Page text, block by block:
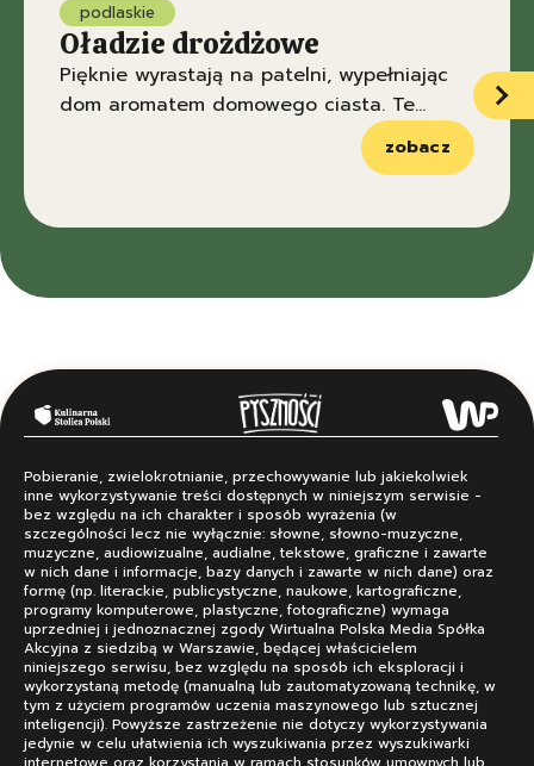
podlaskie
Oładzie drożdżowe
Pięknie wyrastają na patelni, wypełniając
dom aromatem domowego ciasta. Te
podlaskie drożdżówki rozkochują w sobie
zobacz
Pobieranie, zwielokrotnianie, przechowywanie lub jakiekolwiek
inne wykorzystywanie treści dostępnych w niniejszym serwisie -
bez względu na ich charakter i sposób wyrażenia (w
szczególności lecz nie wyłącznie: słowne, słowno-muzyczne,
muzyczne, audiowizualne, audialne, tekstowe, graficzne i zawarte
w nich dane i informacje, bazy danych i zawarte w nich dane) oraz
formę (np. literackie, publicystyczne, naukowe, kartograficzne,
programy komputerowe, plastyczne, fotograficzne) wymaga
uprzedniej i jednoznacznej zgody Wirtualna Polska Media Spółka
Akcyjna z siedzibą w Warszawie, będącej właścicielem
niniejszego serwisu, bez względu na sposób ich eksploracji i
wykorzystaną metodę (manualną lub zautomatyzowaną technikę, w
tym z użyciem programów uczenia maszynowego lub sztucznej
inteligencji). Powyższe zastrzeżenie nie dotyczy wykorzystywania
jedynie w celu ułatwienia ich wyszukiwania przez wyszukiwarki